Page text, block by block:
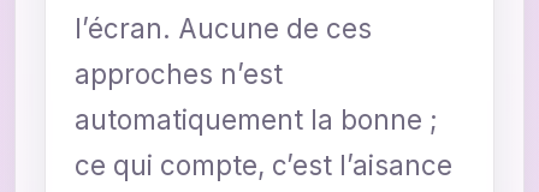
l’écran. Aucune de ces
approches n’est
automatiquement la bonne ;
ce qui compte, c’est l’aisance